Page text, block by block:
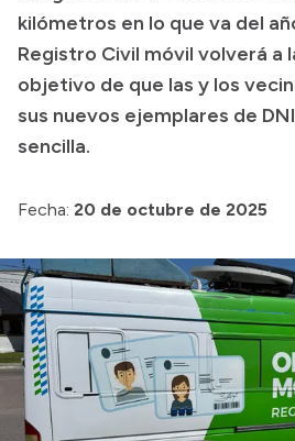
Boletín Oficial
Compras y licitaciones
Consulta de expedientes
Convocatorias
Login
kilómetros en lo que va del
Registro Civil móvil volverá a
objetivo de que las y los
sus nuevos ejemplares de
sencilla.
Fecha: 20 de octubre de 2025